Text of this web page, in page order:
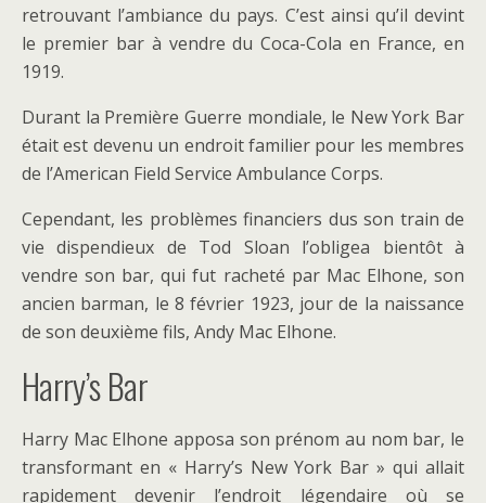
retrouvant l’ambiance du pays. C’est ainsi qu’il devint
le premier bar à vendre du Coca-Cola en France, en
1919.
Durant la Première Guerre mondiale, le New York Bar
était est devenu un endroit familier pour les membres
de l’American Field Service Ambulance Corps.
Cependant, les problèmes financiers dus son train de
vie dispendieux de Tod Sloan l’obligea bientôt à
vendre son bar, qui fut racheté par Mac Elhone, son
ancien barman, le 8 février 1923, jour de la naissance
de son deuxième fils, Andy Mac Elhone.
Harry’s Bar
Harry Mac Elhone apposa son prénom au nom bar, le
transformant en « Harry’s New York Bar » qui allait
rapidement devenir l’endroit légendaire où se